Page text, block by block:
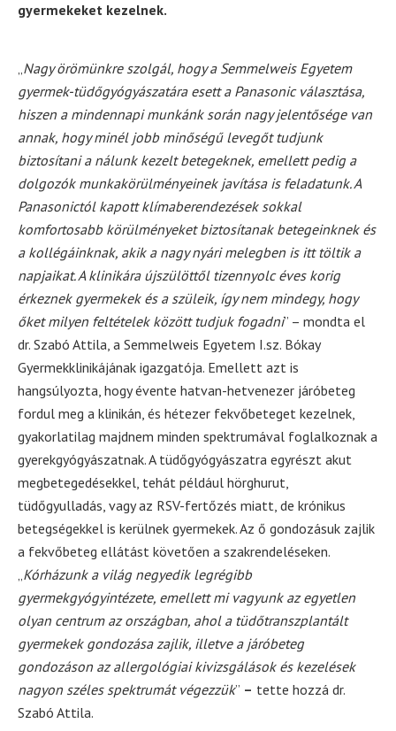
gyermekeket kezelnek.
„Nagy örömünkre szolgál, hogy a Semmelweis Egyetem
gyermek-tüdőgyógyászatára esett a Panasonic választása,
hiszen a mindennapi munkánk során nagy jelentősége van
annak, hogy minél jobb minőségű levegőt tudjunk
biztosítani a nálunk kezelt betegeknek, emellett pedig a
dolgozók munkakörülményeinek javítása is feladatunk. A
Panasonictól kapott klímaberendezések sokkal
komfortosabb körülményeket biztosítanak betegeinknek és
a kollégáinknak, akik a nagy nyári melegben is itt töltik a
napjaikat. A klinikára újszülöttől tizennyolc éves korig
érkeznek gyermekek és a szüleik, így nem mindegy, hogy
őket milyen feltételek között tudjuk fogadni” – mondta el
dr. Szabó Attila, a Semmelweis Egyetem I.sz. Bókay
Gyermekklinikájának igazgatója. Emellett azt is
hangsúlyozta, hogy évente hatvan-hetvenezer járóbeteg
fordul meg a klinikán, és hétezer fekvőbeteget kezelnek,
gyakorlatilag majdnem minden spektrumával foglalkoznak a
gyerekgyógyászatnak. A tüdőgyógyászatra egyrészt akut
megbetegedésekkel, tehát például hörghurut,
tüdőgyulladás, vagy az RSV-fertőzés miatt, de krónikus
betegségekkel is kerülnek gyermekek. Az ő gondozásuk zajlik
a fekvőbeteg ellátást követően a szakrendeléseken.
„Kórházunk a világ negyedik legrégibb
gyermekgyógyintézete, emellett mi vagyunk az egyetlen
olyan centrum az országban, ahol a tüdőtranszplantált
gyermekek gondozása zajlik, illetve a járóbeteg
gondozáson az allergológiai kivizsgálások és kezelések
nagyon széles spektrumát végezzük” – tette hozzá dr.
Szabó Attila.